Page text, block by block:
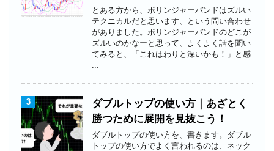
とある方から、ボリンジャーバンドはズルい
テクニカルだと思います、という問い合わせ
がありました。ボリンジャーバンドのどこが
ズルいのかなーと思って、よくよく話を聞い
てみると、「これはわりと深いかも！」と感
3
ダブルトップの使い方｜あざとく
勝つために展開を見抜こう！
ダブルトップの使い方を、書きます。ダブル
トップの使い方でよく言われるのは、ネック